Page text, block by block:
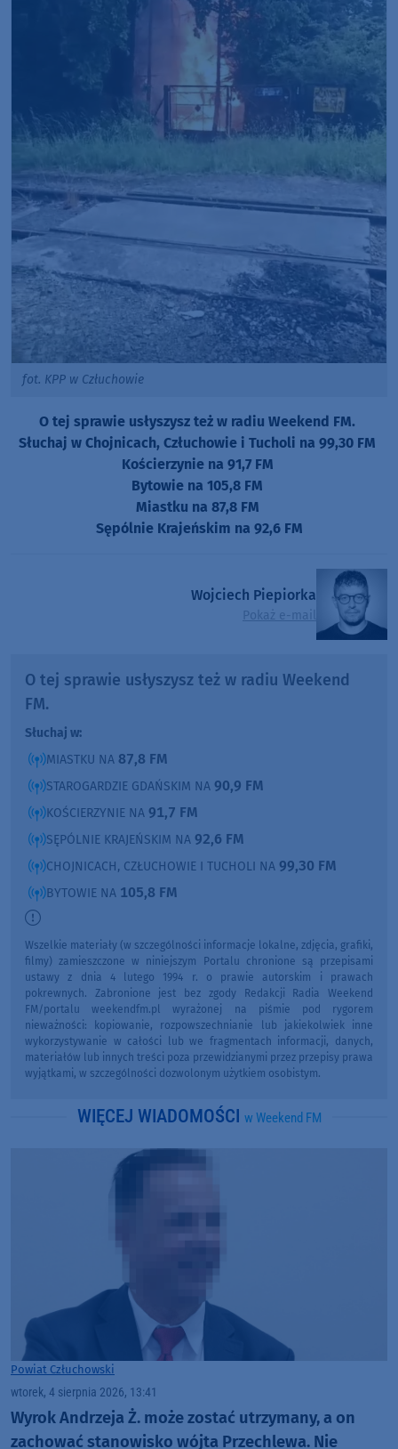
fot. KPP w Człuchowie
O tej sprawie usłyszysz też w radiu Weekend FM.
Słuchaj w Chojnicach, Człuchowie i Tucholi na 99,30 FM
Kościerzynie na 91,7 FM
Bytowie na 105,8 FM
Miastku na 87,8 FM
Sępólnie Krajeńskim na 92,6 FM
Wojciech Piepiorka
Pokaż e-mail
O tej sprawie usłyszysz też w radiu Weekend
FM.
Słuchaj w:
MIASTKU NA 87,8 FM
STAROGARDZIE GDAŃSKIM NA 90,9 FM
KOŚCIERZYNIE NA 91,7 FM
SĘPÓLNIE KRAJEŃSKIM NA 92,6 FM
CHOJNICACH, CZŁUCHOWIE I TUCHOLI NA 99,30 FM
BYTOWIE NA 105,8 FM
Wszelkie materiały (w szczególności informacje lokalne, zdjęcia, grafiki,
filmy) zamieszczone w niniejszym Portalu chronione są przepisami
ustawy z dnia 4 lutego 1994 r. o prawie autorskim i prawach
pokrewnych. Zabronione jest bez zgody Redakcji Radia Weekend
FM/portalu weekendfm.pl wyrażonej na piśmie pod rygorem
nieważności: kopiowanie, rozpowszechnianie lub jakiekolwiek inne
wykorzystywanie w całości lub we fragmentach informacji, danych,
materiałów lub innych treści poza przewidzianymi przez przepisy prawa
wyjątkami, w szczególności dozwolonym użytkiem osobistym.
WIĘCEJ WIADOMOŚCI w Weekend FM
Powiat Człuchowski
wtorek, 4 sierpnia 2026, 13:41
Wyrok Andrzeja Ż. może zostać utrzymany, a on
zachować stanowisko wójta Przechlewa. Nie